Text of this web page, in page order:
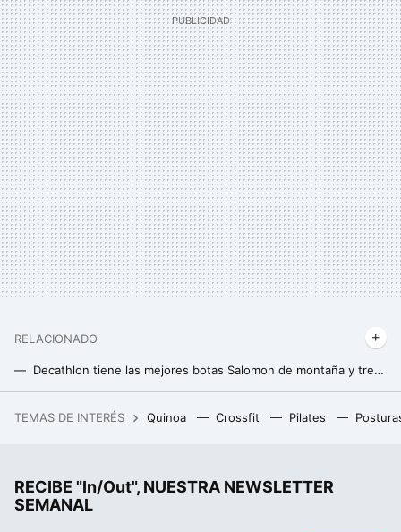
RELACIONADO
Decathlon tiene las mejores botas Salomon de montaña y trekking para los expertos en senderismo
TEMAS DE INTERÉS Quinoa Crossfit Pilates
RECIBE "In/Out", NUESTRA NEWSLETTER
SEMANAL